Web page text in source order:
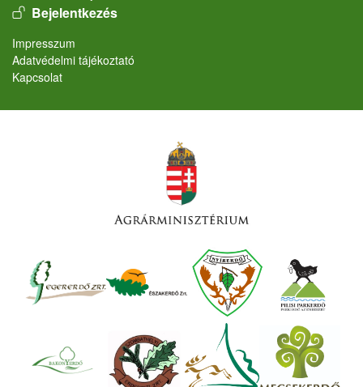
User account menu
Bejelentkezés
Lábléc
Impresszum
Adatvédelmi tájékoztató
Kapcsolat